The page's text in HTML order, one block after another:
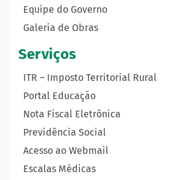
Equipe do Governo
Galeria de Obras
Serviços
ITR – Imposto Territorial Rural
Portal Educação
Nota Fiscal Eletrônica
Previdência Social
Acesso ao Webmail
Escalas Médicas